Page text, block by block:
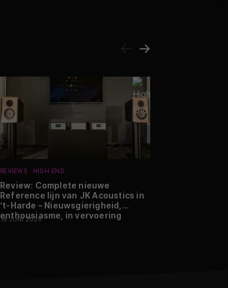
REVIEWS HIGH END
Review: Complete nieuwe
Reference lijn van JK Acoustics in
‘t-Harde – Nieuwsgierigheid,
enthousiasme, in vervoering
18 JUNI 2026